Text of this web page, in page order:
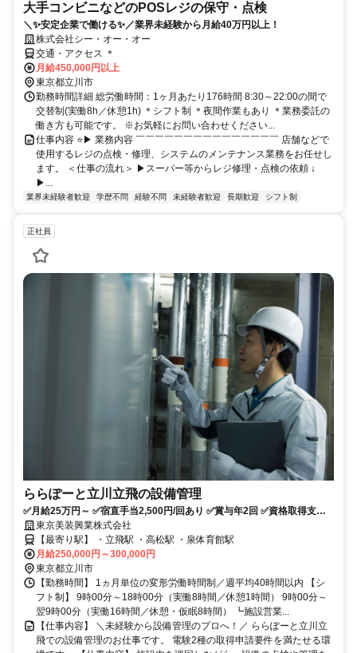
大手コンビニなどのPOSレジの保守・点検
＼✨安定企業で働ける✨／業界未経験から月給40万円以上！
株式会社シー・オー・オー
交通・アクセス ＊
月給450,000円以上
東京都立川市
勤務時間詳細 総労働時間：1ヶ月あたり176時間 8:30～22:00の間で
交替制(実働8h／休憩1h) ＊シフト制 ＊夜間作業もあり ＊業務委託の
働き方も可能です。 ※お気軽にお問い合わせください...
仕事内容 ⭐▶ 業務内容 ￣￣￣￣￣￣￣￣￣￣￣￣￣￣￣ 店舗などで
使用するレジの点検・修理、システムのメンテナンス業務をお任せし
ます。 ＜仕事の流れ＞ ▶スーパー等からレジ修理・点検の依頼 ↓
▶...
業界未経験者歓迎 学歴不問 経験不問 未経験者歓迎 長期歓迎 シフト制
正社員
ららぽーと立川立飛の設備管理
✅月給25万円～ ✅宿直手当2,500円/回あり ✅賞与年2回 ✅資格取得支援
あり ✅転勤なし ✅未経験OK ✅シフト制
東京美装興業株式会社
【最寄り駅】 ・立飛駅 ・高松駅 ・泉体育館駅
月給250,000円～300,000円
東京都立川市
【勤務時間】 1ヵ月単位の変形労働時間制／週平均40時間以内 【シ
フト制】 9時00分～18時00分（実働8時間／休憩1時間） 9時00分～
翌9時00分（実働16時間／休憩・仮眠8時間） ┗施設営業...
【仕事内容】 ＼未経験から設備管理のプロへ！／ ららぽーと立川立
飛での設備管理のお仕事です。 電験2種の取得申請要件を満たせる環